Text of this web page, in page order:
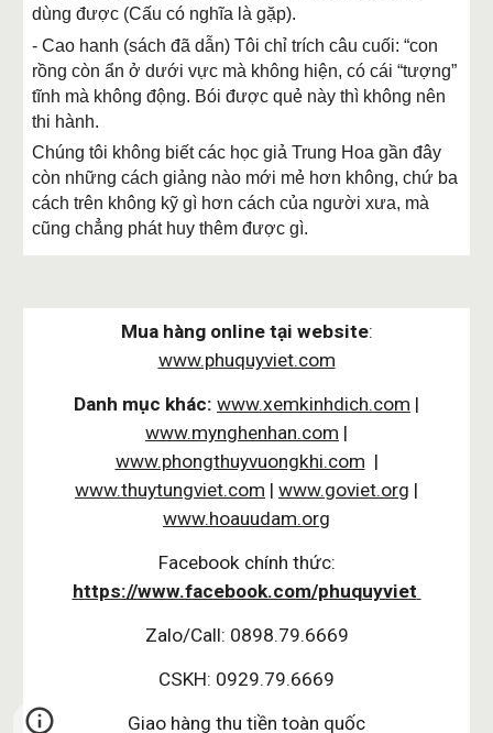
dùng được (Cấu có nghĩa là gặp).
- Cao hanh (sách đã dẫn) Tôi chỉ trích câu cuối: “con
rồng còn ẩn ở dưới vực mà không hiện, có cái “tượng”
tĩnh mà không động. Bói được quẻ này thì không nên
thi hành.
Chúng tôi không biết các học giả Trung Hoa gần đây
còn những cách giảng nào mới mẻ hơn không, chứ ba
cách trên không kỹ gì hơn cách của người xưa, mà
cũng chẳng phát huy thêm được gì.
Mua hàng online tại website:
www.phuquyviet.com
Danh mục khác: www.xemkinhdich.com |
www.mynghenhan.com |
www.phongthuyvuongkhi.com |
www.thuytungviet.com | www.goviet.org |
www.hoauudam.org
Facebook chính thức:
https://www.facebook.com/phuquyviet
Zalo/Call: 0898.79.6669
CSKH: 0929.79.6669
Giao hàng thu tiền toàn quốc